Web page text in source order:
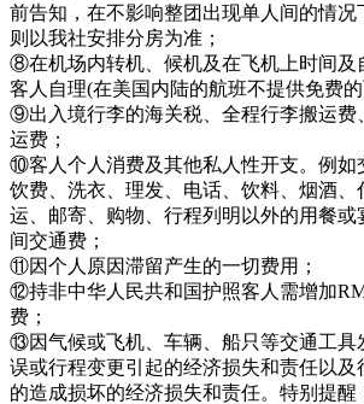
前告知，在不影响整团出现单人间的情况
则以我社安排分房为准；
⑧在机场内转机、候机及在飞机上时间及
客人自理(在美国内陆的航班不提供免费的
⑨出入境行李的海关税、全程行李搬运费
运费；
⑩客人个人消费及其他私人性开支。例如
饮费、洗衣、理发、电话、饮料、烟酒、
运、邮寄、购物、行程列明以外的用餐或
间交通费；
⑪因个人原因滞留产生的一切费用；
⑫持非中华人民共和国护照客人需增加
费；
⑬因气候或飞机、车辆、船只等交通工具
误或行程变更引起的经济损失和责任以及
的造成损坏的经济损失和责任。特别提醒